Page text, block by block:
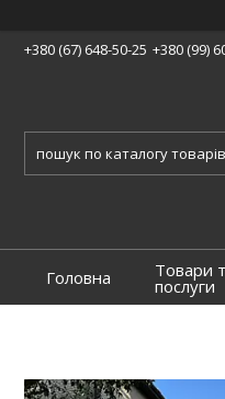
+380 (67) 648-50-25 +380 (99)
Головна Товари
послуги